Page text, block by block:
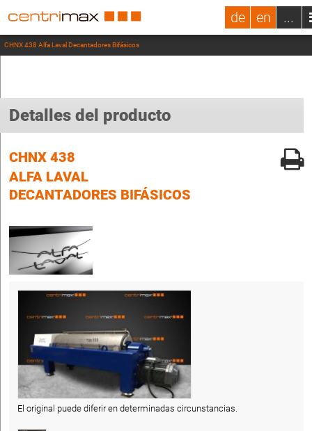
de en ...
CHNX 438 Alfa Laval Decantadores Bifásicos
Detalles del producto
CHNX 438
ALFA LAVAL
DECANTADORES BIFÁSICOS
El original puede diferir en determinadas circunstancias.